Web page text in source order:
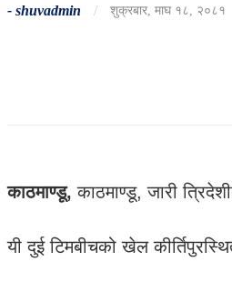
- shuvadmin / शुक्रबार, माघ १८, २०८१
काठमाण्डू, काठमाण्डू, जारी
यी दुई टिमबीचको खेल